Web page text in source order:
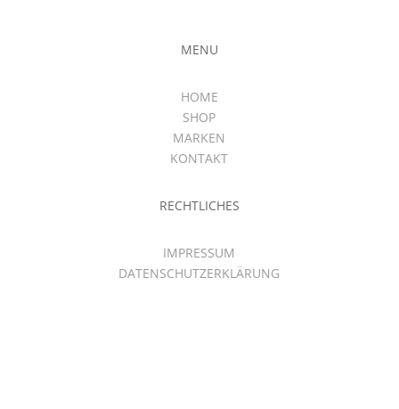
MENU
HOME
SHOP
MARKEN
KONTAKT
RECHTLICHES
IMPRESSUM
DATENSCHUTZERKLÄRUNG